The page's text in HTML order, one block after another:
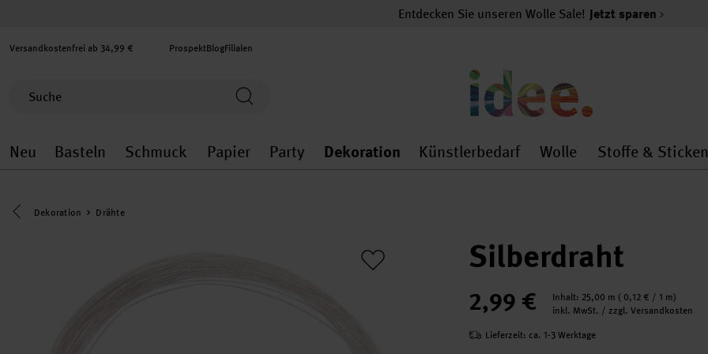
Entdecken Sie unseren Wolle Sale! Jetzt sparen
Versandkostenfrei ab 34,99 € ProspektBlogFilialen
Neu
Neu general.openMenu
Basteln
Basteln general.openMenu
Schmuck
Schmuck general.openMenu
Papier
Papier general.openMenu
Party
Party general.openMenu
Dekoration
Dekoration general.openMenu
Künstlerbedarf
Künstlerbedarf
Wolle
Wolle
Stoffe & Sticken
Eine Kategorie zurück navigieren
Dekoration Drähte
Silberdraht
2,99 € Inhalt: 25,00 m ( 0,12 € / 1 m)
inkl. MwSt. / zzgl. Versandkosten
Lieferzeit: ca. 1-3 Werktage